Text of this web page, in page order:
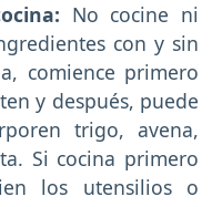
No cocine ni
con y sin
comience primero
y después, puede
trigo, avena,
Si cocina primero
los utensilios o